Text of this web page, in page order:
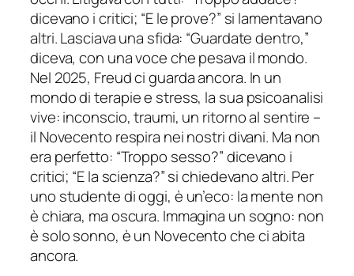
dicevano i critici; “E le prove?” si lamentavano
altri. Lasciava una sfida: “Guardate dentro,”
diceva, con una voce che pesava il mondo.
Nel 2025, Freud ci guarda ancora. In un
mondo di terapie e stress, la sua psicoanalisi
vive: inconscio, traumi, un ritorno al sentire –
il Novecento respira nei nostri divani. Ma non
era perfetto: “Troppo sesso?” dicevano i
critici; “E la scienza?” si chiedevano altri. Per
uno studente di oggi, è un’eco: la mente non
è chiara, ma oscura. Immagina un sogno: non
è solo sonno, è un Novecento che ci abita
ancora.